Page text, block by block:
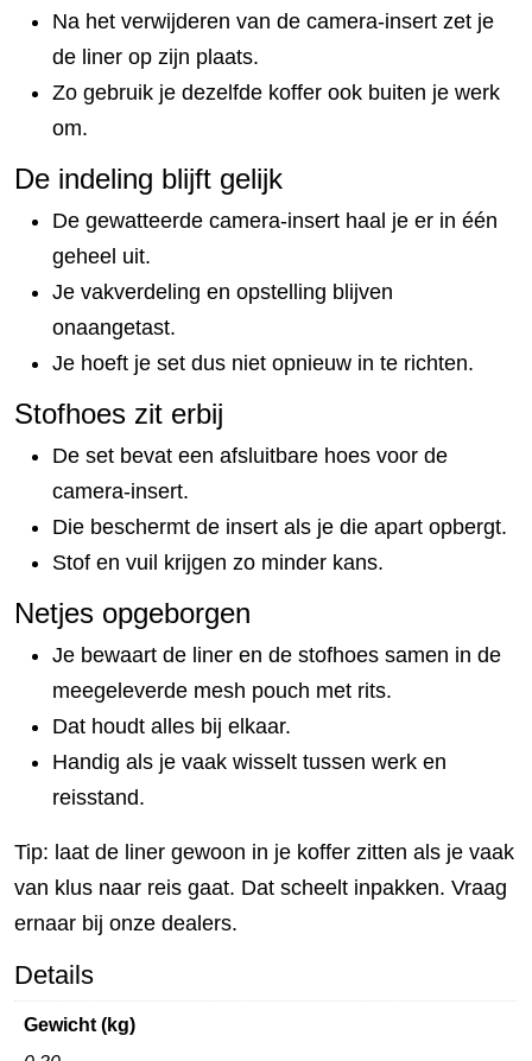
Na het verwijderen van de camera-insert zet je
de liner op zijn plaats.
Zo gebruik je dezelfde koffer ook buiten je werk
om.
De indeling blijft gelijk
De gewatteerde camera-insert haal je er in één
geheel uit.
Je vakverdeling en opstelling blijven
onaangetast.
Je hoeft je set dus niet opnieuw in te richten.
Stofhoes zit erbij
De set bevat een afsluitbare hoes voor de
camera-insert.
Die beschermt de insert als je die apart opbergt.
Stof en vuil krijgen zo minder kans.
Netjes opgeborgen
Je bewaart de liner en de stofhoes samen in de
meegeleverde mesh pouch met rits.
Dat houdt alles bij elkaar.
Handig als je vaak wisselt tussen werk en
reisstand.
Tip: laat de liner gewoon in je koffer zitten als je vaak
van klus naar reis gaat. Dat scheelt inpakken. Vraag
ernaar bij onze dealers.
Details
Gewicht (kg)